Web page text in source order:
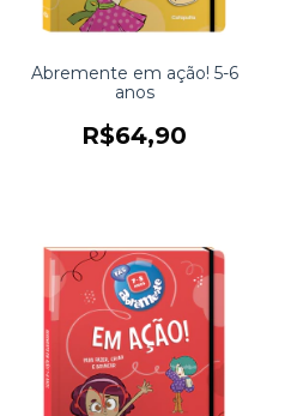
Abremente em ação! 5-6
anos
R$64,90